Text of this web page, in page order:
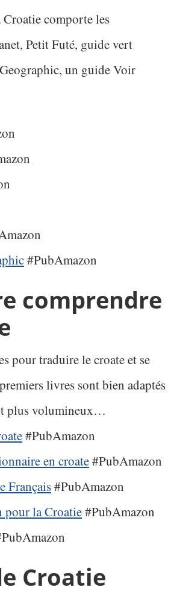
comporte les
Petit Futé, guide vert
un guide Voir
#PubAmazon
comprendre
pour traduire le croate et se
livres sont bien adaptés
plus volumineux…
#PubAmazon
en croate#PubAmazon
Français#PubAmazon
pour la Croatie#PubAmazon
Croatie